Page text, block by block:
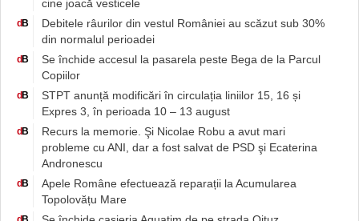
cine joacă vesticele
d B
Debitele râurilor din vestul României au scăzut sub 30%
din normalul perioadei
d B
Se închide accesul la pasarela peste Bega de la Parcul
Copiilor
d B
STPT anunță modificări în circulația liniilor 15, 16 și
Expres 3, în perioada 10 – 13 august
d B
Recurs la memorie. Şi Nicolae Robu a avut mari
probleme cu ANI, dar a fost salvat de PSD şi Ecaterina
Andronescu
d B
Apele Române efectuează reparații la Acumularea
Topolovățu Mare